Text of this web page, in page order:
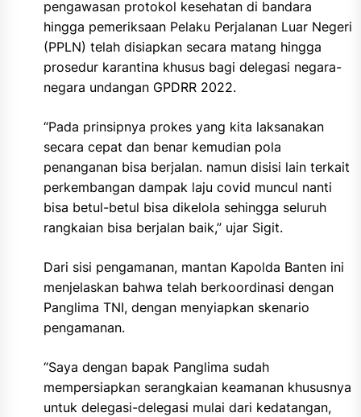
pengawasan protokol kesehatan di bandara
hingga pemeriksaan Pelaku Perjalanan Luar Negeri
(PPLN) telah disiapkan secara matang hingga
prosedur karantina khusus bagi delegasi negara-
negara undangan GPDRR 2022.
“Pada prinsipnya prokes yang kita laksanakan
secara cepat dan benar kemudian pola
penanganan bisa berjalan. namun disisi lain terkait
perkembangan dampak laju covid muncul nanti
bisa betul-betul bisa dikelola sehingga seluruh
rangkaian bisa berjalan baik,” ujar Sigit.
Dari sisi pengamanan, mantan Kapolda Banten ini
menjelaskan bahwa telah berkoordinasi dengan
Panglima TNI, dengan menyiapkan skenario
pengamanan.
“Saya dengan bapak Panglima sudah
mempersiapkan serangkaian keamanan khususnya
untuk delegasi-delegasi mulai dari kedatangan,